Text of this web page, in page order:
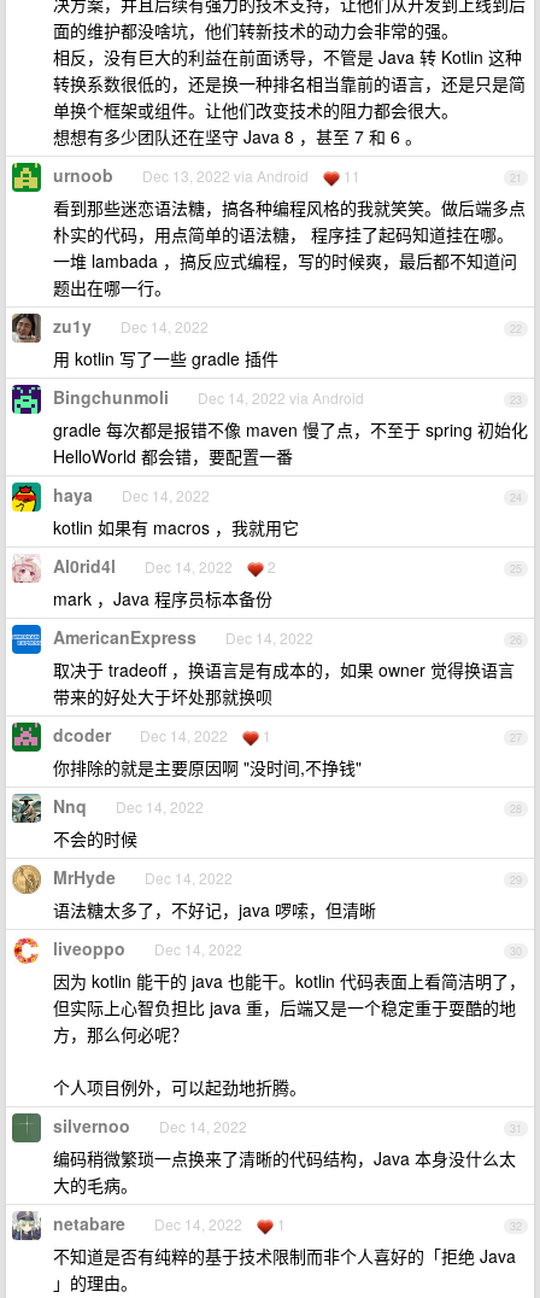
面的维护都没啥坑，他们转新技术的动力会非常的强。
相反，没有巨大的利益在前面诱导，不管是 Java 转 Kotlin 这种
转换系数很低的，还是换一种排名相当靠前的语言，还是只是简
单换个框架或组件。让他们改变技术的阻力都会很大。
想想有多少团队还在坚守 Java 8 ，甚至 7 和 6 。
21
urnoob Dec 13, 2022 via Android 11
看到那些迷恋语法糖，搞各种编程风格的我就笑笑。做后端多点
朴实的代码，用点简单的语法糖， 程序挂了起码知道挂在哪。
一堆 lambada ，搞反应式编程，写的时候爽，最后都不知道问
题出在哪一行。
22
zu1y Dec 14, 2022
用 kotlin 写了一些 gradle 插件
23
Bingchunmoli Dec 14, 2022 via Android
gradle 每次都是报错不像 maven 慢了点，不至于 spring 初始化
HelloWorld 都会错，要配置一番
24
haya Dec 14, 2022
kotlin 如果有 macros ，我就用它
25
Al0rid4l Dec 14, 2022 2
mark ，Java 程序员标本备份
26
AmericanExpress Dec 14, 2022
取决于 tradeoff ，换语言是有成本的，如果 owner 觉得换语言
带来的好处大于坏处那就换呗
27
dcoder Dec 14, 2022 1
你排除的就是主要原因啊 "没时间,不挣钱"
28
Nnq Dec 14, 2022
不会的时候
29
MrHyde Dec 14, 2022
语法糖太多了，不好记，java 啰嗦，但清晰
30
liveoppo Dec 14, 2022
因为 kotlin 能干的 java 也能干。kotlin 代码表面上看简洁明了，
但实际上心智负担比 java 重，后端又是一个稳定重于耍酷的地
方，那么何必呢？
个人项目例外，可以起劲地折腾。
31
silvernoo Dec 14, 2022
编码稍微繁琐一点换来了清晰的代码结构，Java 本身没什么太
大的毛病。
32
netabare Dec 14, 2022 1
不知道是否有纯粹的基于技术限制而非个人喜好的「拒绝 Java
」的理由。